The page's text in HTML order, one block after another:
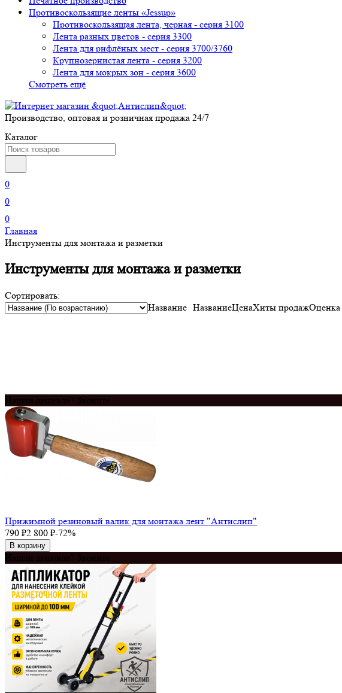
Противоскользящие ленты «Jessup»
Противоскользящая лента, черная - серия 3100
Лента разных цветов - серия 3300
Лента для рифлёных мест - серия 3700/3760
Крупнозернистая лента - серия 3200
Лента для мокрых зон - серия 3600
Смотреть ещё
Производство, оптовая и розничная продажа 24/7
Каталог
0
0
0
Главная
Инструменты для монтажа и разметки
Инструменты для монтажа и разметки
Сортировать:
Название НазваниеЦенаХиты продажОценка
Нашли дешевле? Звоните
Прижимной резиновый валик для монтажа лент "Антислип"
790 ₽2 800 ₽-72%
В корзину
Нашли дешевле? Звоните